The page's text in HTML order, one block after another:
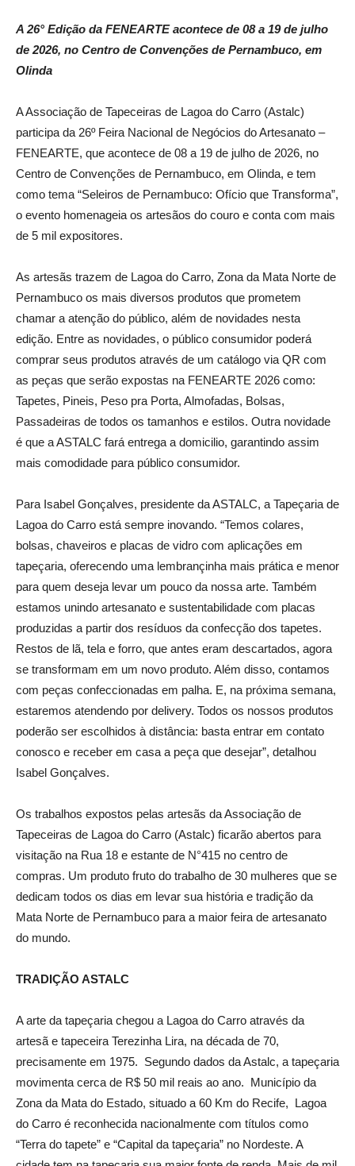
A 26° Edição da FENEARTE acontece de 08 a 19 de julho
de 2026, no Centro de Convenções de Pernambuco, em
Olinda
A Associação de Tapeceiras de Lagoa do Carro (Astalc)
participa da 26º Feira Nacional de Negócios do Artesanato –
FENEARTE, que acontece de 08 a 19 de julho de 2026, no
Centro de Convenções de Pernambuco, em Olinda, e tem
como tema “Seleiros de Pernambuco: Ofício que Transforma”,
o evento homenageia os artesãos do couro e conta com mais
de 5 mil expositores.
As artesãs trazem de Lagoa do Carro, Zona da Mata Norte de
Pernambuco os mais diversos produtos que prometem
chamar a atenção do público, além de novidades nesta
edição. Entre as novidades, o público consumidor poderá
comprar seus produtos através de um catálogo via QR com
as peças que serão expostas na FENEARTE 2026 como:
Tapetes, Pineis, Peso pra Porta, Almofadas, Bolsas,
Passadeiras de todos os tamanhos e estilos. Outra novidade
é que a ASTALC fará entrega a domicilio, garantindo assim
mais comodidade para público consumidor.
Para Isabel Gonçalves, presidente da ASTALC, a Tapeçaria de
Lagoa do Carro está sempre inovando. “Temos colares,
bolsas, chaveiros e placas de vidro com aplicações em
tapeçaria, oferecendo uma lembrançinha mais prática e menor
para quem deseja levar um pouco da nossa arte. Também
estamos unindo artesanato e sustentabilidade com placas
produzidas a partir dos resíduos da confecção dos tapetes.
Restos de lã, tela e forro, que antes eram descartados, agora
se transformam em um novo produto. Além disso, contamos
com peças confeccionadas em palha. E, na próxima semana,
estaremos atendendo por delivery. Todos os nossos produtos
poderão ser escolhidos à distância: basta entrar em contato
conosco e receber em casa a peça que desejar”, detalhou
Isabel Gonçalves.
Os trabalhos expostos pelas artesãs da Associação de
Tapeceiras de Lagoa do Carro (Astalc) ficarão abertos para
visitação na Rua 18 e estante de N°415 no centro de
compras. Um produto fruto do trabalho de 30 mulheres que se
dedicam todos os dias em levar sua história e tradição da
Mata Norte de Pernambuco para a maior feira de artesanato
do mundo.
TRADIÇÃO ASTALC
A arte da tapeçaria chegou a Lagoa do Carro através da
artesã e tapeceira Terezinha Lira, na década de 70,
precisamente em 1975. Segundo dados da Astalc, a tapeçaria
movimenta cerca de R$ 50 mil reais ao ano. Município da
Zona da Mata do Estado, situado a 60 Km do Recife, Lagoa
do Carro é reconhecida nacionalmente com títulos como
“Terra do tapete” e “Capital da tapeçaria” no Nordeste. A